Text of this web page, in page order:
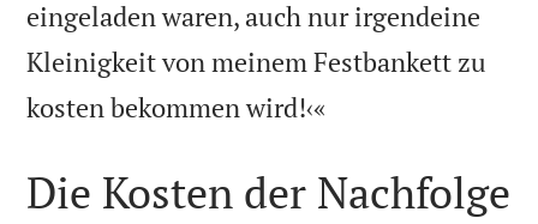
eingeladen waren, auch nur irgendeine
Kleinigkeit von meinem Festbankett zu
kosten bekommen wird!‹«
Die Kosten der Nachfolge